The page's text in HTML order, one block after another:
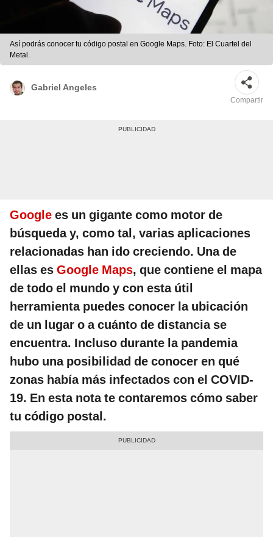
Así podrás conocer tu código postal en Google Maps. Foto: El Cuartel del
Metal.
Gabriel Angeles
Compartir
Google es un gigante como motor de
búsqueda y, como tal, varias aplicaciones
relacionadas han ido creciendo. Una de
ellas es Google Maps, que contiene el mapa
de todo el mundo y con esta útil
herramienta puedes conocer la ubicación
de un lugar o a cuánto de distancia se
encuentra. Incluso durante la pandemia
hubo una posibilidad de conocer en qué
zonas había más infectados con el COVID-
19. En esta nota te contaremos cómo saber
tu código postal.